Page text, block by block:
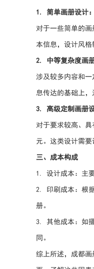
1. 简单画册设计：
对于一些简单的
本信息，设计风格
2. 中等复杂度画册
涉及较多内容和一
息传达的基础上，
3. 高级定制画册设
对于要求较高、
元。这类设计需
三、成本构成
1. 设计成本：主
2. 印刷成本：根
册。
3. 其他成本：如
同。
综上所述，成都